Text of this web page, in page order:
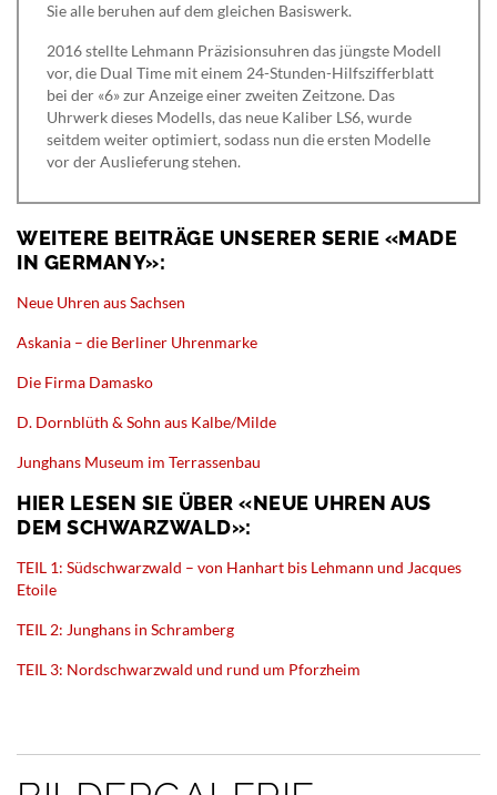
Sie alle beruhen auf dem gleichen Basiswerk.
2016 stellte Lehmann Präzisionsuhren das jüngste Modell
vor, die Dual Time mit einem 24-Stunden-Hilfszifferblatt
bei der «6» zur Anzeige einer zweiten Zeitzone. Das
Uhrwerk dieses Modells, das neue Kaliber LS6, wurde
seitdem weiter optimiert, sodass nun die ersten Modelle
vor der Auslieferung stehen.
WEITERE BEITRÄGE UNSERER SERIE «MADE
IN GERMANY»:
Neue Uhren aus Sachsen
Askania – die Berliner Uhrenmarke
Die Firma Damasko
D. Dornblüth & Sohn aus Kalbe/Milde
Junghans Museum im Terrassenbau
HIER LESEN SIE ÜBER «NEUE UHREN AUS
DEM SCHWARZWALD»:
TEIL 1: Südschwarzwald – von Hanhart bis Lehmann und Jacques
Etoile
TEIL 2: Junghans in Schramberg
TEIL 3: Nordschwarzwald und rund um Pforzheim